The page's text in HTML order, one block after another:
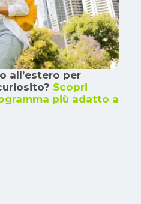
all’estero per
Scopri
più adatto a